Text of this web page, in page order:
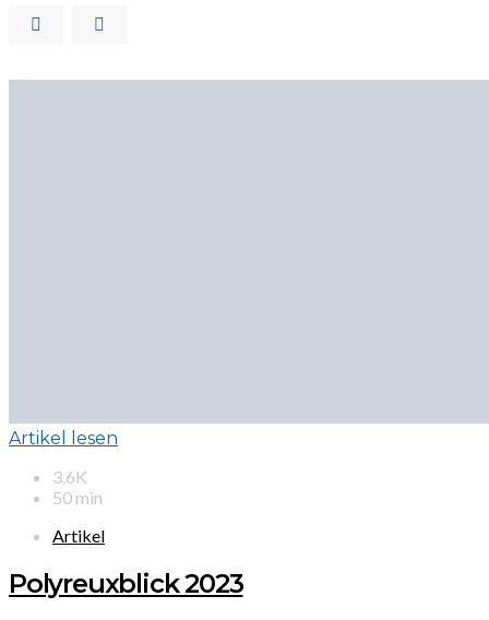
Artikel lesen
3.6K
50 min
Artikel
Polyreuxblick 2023